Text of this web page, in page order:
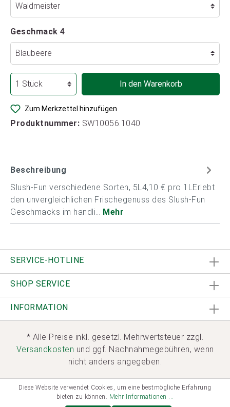
Geschmack 4
In den Warenkorb
Zum Merkzettel hinzufügen
Produktnummer: SW10056.1040
Beschreibung
Slush-Fun verschiedene Sorten, 5L4,10 € pro 1LErlebt
den unvergleichlichen Frischegenuss des Slush-Fun
Geschmacks im handli… Mehr
SERVICE-HOTLINE
SHOP SERVICE
INFORMATION
* Alle Preise inkl. gesetzl. Mehrwertsteuer zzgl.
Versandkosten und ggf. Nachnahmegebühren, wenn
nicht anders angegeben.
Diese Website verwendet Cookies, um eine bestmögliche Erfahrung
bieten zu können. Mehr Informationen ...